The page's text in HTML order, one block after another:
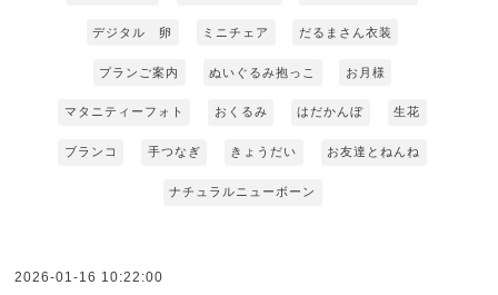
デジタル 卵 ミニチェア だるまさん衣装
プランご案内 ぬいぐるみ抱っこ お月様
マタニティーフォト おくるみ はだかんぼ 生花
ブランコ 手つなぎ きょうだい お友達とねんね
ナチュラルニューボーン
2026-01-16 10:22:00